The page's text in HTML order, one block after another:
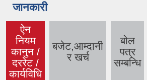
जानकारी
ऐन
नियम
कानुन /
दररेट /
कार्यविधि
(active
tab)
बजेट,आम्दानी
र खर्च
बोल
पत्र
सम्बन्धि